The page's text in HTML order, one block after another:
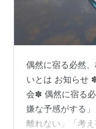
偶然に宿る必然
いとは お知らせ
会✽ 偶然に宿る
嫌な予感がする
離れない」「考